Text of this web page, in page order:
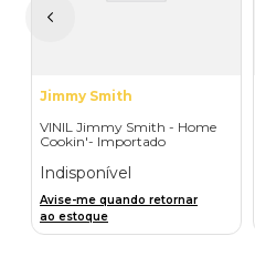
Jimmy Smith
VINIL Jimmy Smith - Home
Cookin'- Importado
Indisponível
Avise-me quando retornar
ao estoque